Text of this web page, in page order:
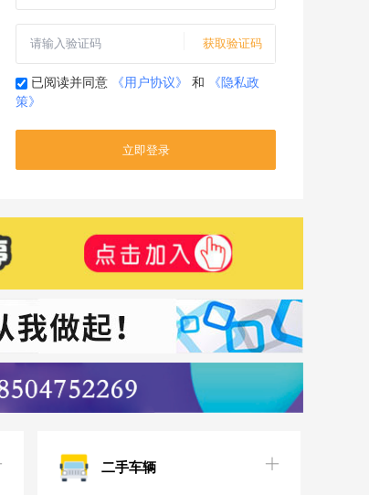
本地推广
获取验证码
已阅读并同意 《用户协议》 和
《隐私政
策》
二手车辆